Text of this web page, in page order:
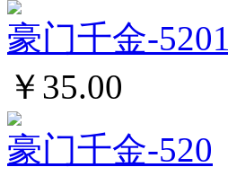
豪门千金-5201
￥35.00
豪门千金-520